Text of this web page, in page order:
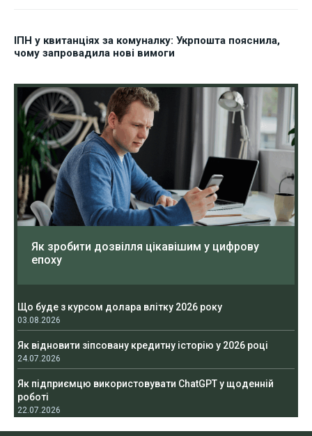
ІПН у квитанціях за комуналку: Укрпошта пояснила,
чому запровадила нові вимоги
Як зробити дозвілля цікавішим у цифрову
епоху
Що буде з курсом долара влітку 2026 року
03.08.2026
Як відновити зіпсовану кредитну історію у 2026 році
24.07.2026
Як підприємцю використовувати ChatGPT у щоденній
роботі
22.07.2026